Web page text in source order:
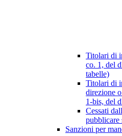
Titolari di
co. 1, del
tabelle)
Titolari di
direzione
1-bis, del
Cessati
pubblicare
Sanzioni per